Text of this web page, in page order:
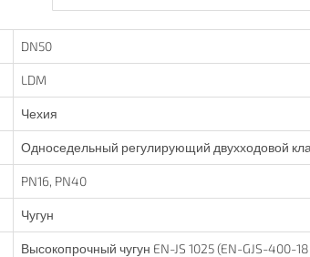
DN50
LDM
Чехия
Односедельный регулирующий двухходовой
PN16, PN40
Чугун
Высокопрочный чугун EN-JS 1025 (EN-GJS-400-